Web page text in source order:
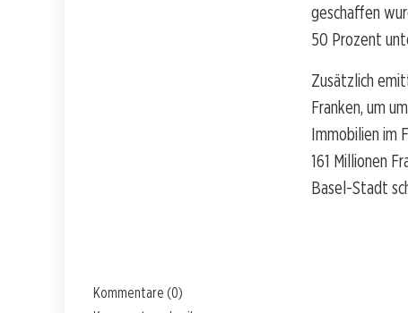
geschaffen
50 Prozent
Zusätzlich
Franken, um
Immobilien im
161 Millionen
Basel-Stadt
Kommentare (0)